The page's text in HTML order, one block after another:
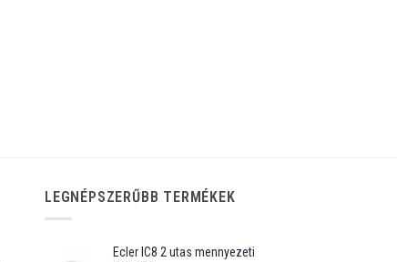
LEGNÉPSZERŰBB TERMÉKEK
Ecler IC8 2 utas mennyezeti